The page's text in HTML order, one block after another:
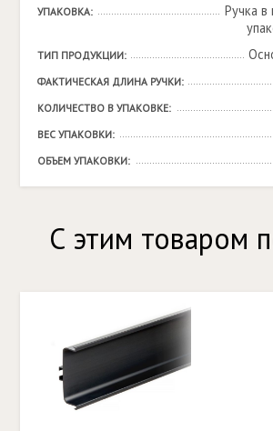
УПАКОВКА:
Ручка в
ТИП ПРОДУКЦИИ:
ФАКТИЧЕСКАЯ ДЛИНА РУЧКИ:
КОЛИЧЕСТВО В УПАКОВКЕ:
ВЕС УПАКОВКИ:
ОБЪЕМ УПАКОВКИ:
С этим товаром